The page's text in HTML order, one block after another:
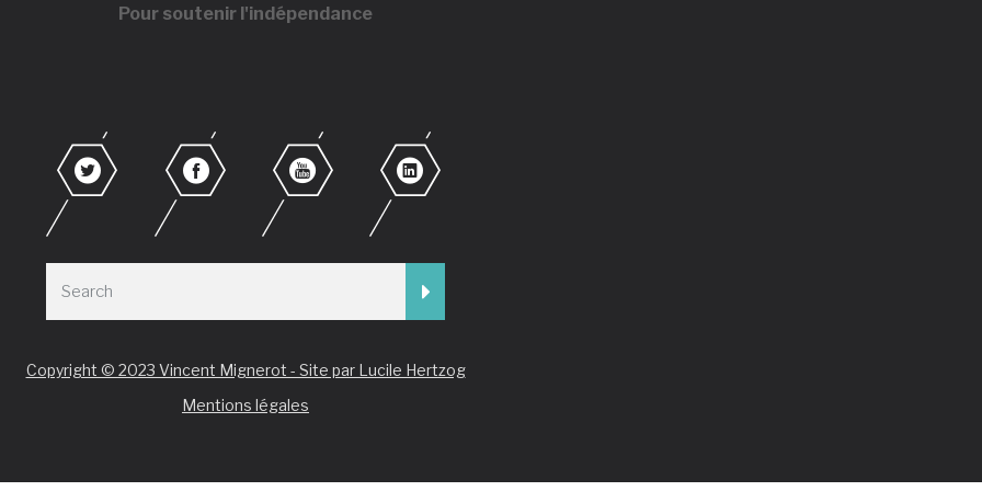
Pour soutenir l'indépendance
Copyright © 2023 Vincent Mignerot - Site par Lucile Hertzog
Mentions légales